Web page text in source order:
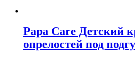
Papa Care Детский
опрелостей под